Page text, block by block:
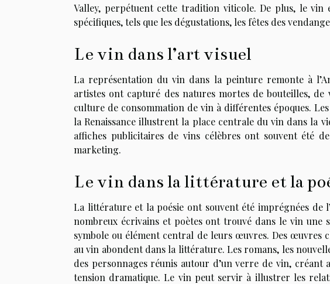
Valley, perpétuent cette tradition viticole. De plus, le vin
spécifiques, tels que les dégustations, les fêtes des
Le vin dans l’art visuel
La représentation du vin dans la peinture remonte à
artistes ont capturé des natures mortes de bouteilles,
culture de consommation de vin à différentes époques.
la Renaissance illustrent la place centrale du vin dans la
affiches publicitaires de vins célèbres ont souvent été
marketing.
Le vin dans la littérature et la
La littérature et la poésie ont souvent été imprégnées de
nombreux écrivains et poètes ont trouvé dans le vin une
symbole ou élément central de leurs œuvres. Des œuvres
au vin abondent dans la littérature. Les romans, les
des personnages réunis autour d’un verre de vin, créant
tension dramatique. Le vin peut servir à illustrer les